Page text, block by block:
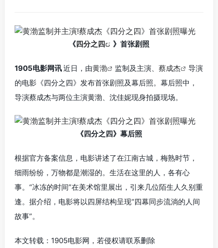
《四分之四 》首张剧照
1905电影网讯近日，由黄渤 监制及主演、 蔡成杰
导演
的电影《四分之四》发布首张剧照及幕后照。幕后照中，
导演蔡成杰与两位主演黄渤、沈佳妮现身拍摄现场。
《四分之四》幕后照
根据官方备案信息，电影讲述了在江南古城，梅熟时节，
细雨纷纷，万物都是潮湿的。生活在这里的人，各有心
事。“冰冻的时间”在美术馆里展出，引来几位陌生人久别重
逢。据介绍，电影将以四屏结构呈现“四幕同步流淌的人间
故事”。
本文转载：1905电影网，若侵权请联系删除